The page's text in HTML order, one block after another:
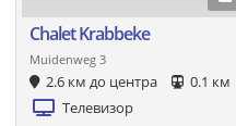
Chalet Krabbeke
Muidenweg 3
2.6 км до центра 0.1 км
Телевизор